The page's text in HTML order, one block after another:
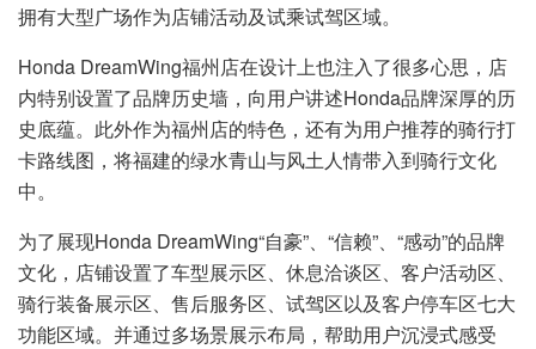
拥有大型广场作为店铺活动及试乘试驾区域。
Honda DreamWing福州店在设计上也注入了很多心思，店
内特别设置了品牌历史墙，向用户讲述Honda品牌深厚的历
史底蕴。此外作为福州店的特色，还有为用户推荐的骑行打
卡路线图，将福建的绿水青山与风土人情带入到骑行文化
中。
为了展现Honda DreamWing“自豪”、“信赖”、“感动”的品牌
文化，店铺设置了车型展示区、休息洽谈区、客户活动区、
骑行装备展示区、售后服务区、试驾区以及客户停车区七大
功能区域。并通过多场景展示布局，帮助用户沉浸式感受